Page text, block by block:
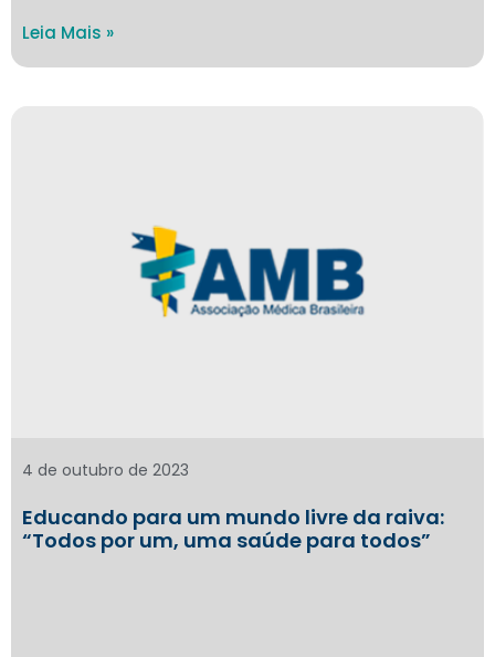
Leia Mais »
Educando para um mundo livre da raiva:
“Todos por um, uma saúde para todos”
4 de outubro de 2023